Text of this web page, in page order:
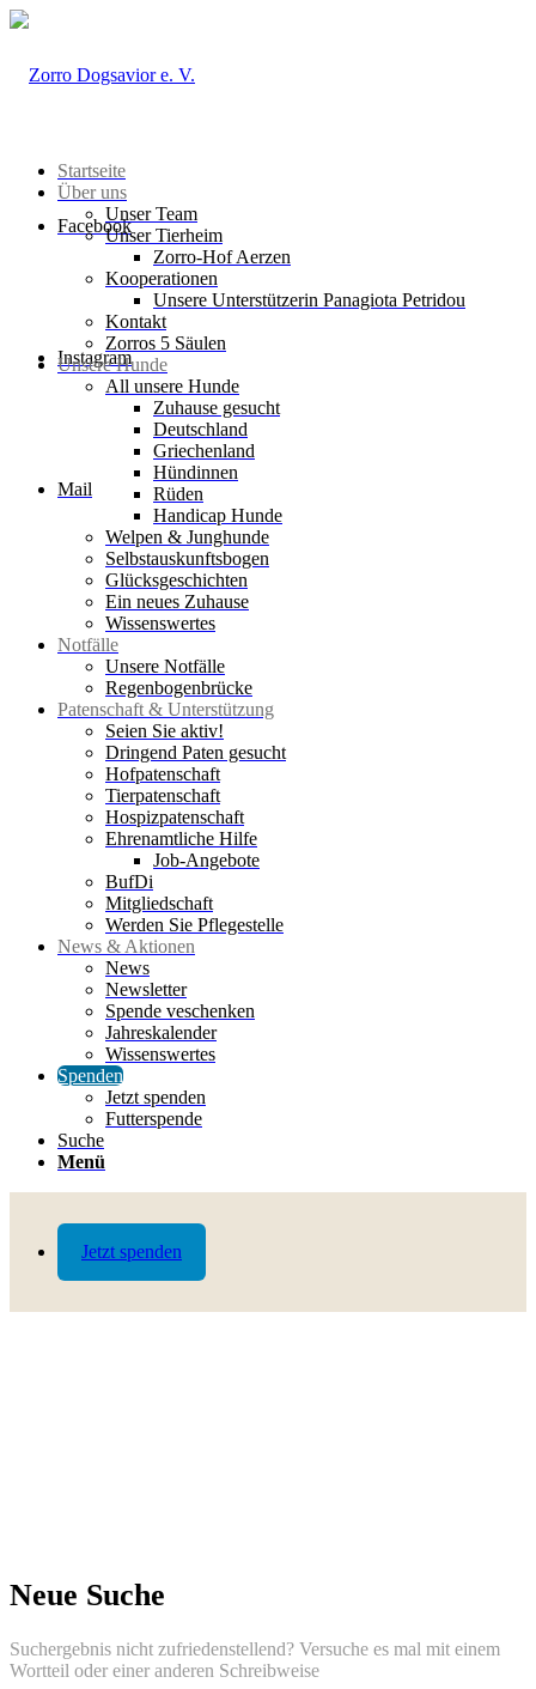
Jetzt spenden
Facebook
Instagram
Mail
Startseite
Über uns
Unser Team
Unser Tierheim
Zorro-Hof Aerzen
Kooperationen
Unsere Unterstützerin Panagiota Petridou
Kontakt
Zorros 5 Säulen
Unsere Hunde
All unsere Hunde
Zuhause gesucht
Deutschland
Griechenland
Hündinnen
Rüden
Handicap Hunde
Welpen & Junghunde
Selbstauskunftsbogen
Glücksgeschichten
Ein neues Zuhause
Wissenswertes
Notfälle
Unsere Notfälle
Regenbogenbrücke
Patenschaft & Unterstützung
Seien Sie aktiv!
Dringend Paten gesucht
Hofpatenschaft
Tierpatenschaft
Hospizpatenschaft
Ehrenamtliche Hilfe
Job-Angebote
BufDi
Mitgliedschaft
Werden Sie Pflegestelle
News & Aktionen
News
Newsletter
Spende veschenken
Jahreskalender
Wissenswertes
Spenden
Jetzt spenden
Futterspende
Suche
Menü
Neue Suche
Suchergebnis nicht zufriedenstellend? Versuche es mal mit einem
Wortteil oder einer anderen Schreibweise